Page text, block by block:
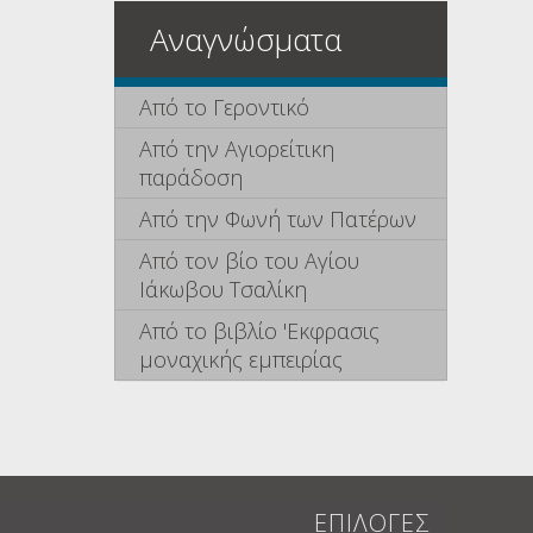
Αναγνώσματα
Από το Γεροντικό
Από την Αγιορείτικη
παράδοση
Από την Φωνή των Πατέρων
Από τον βίο του Αγίου
Ιάκωβου Τσαλίκη
Από το βιβλίο 'Εκφρασις
μοναχικής εμπειρίας
ΕΠΙΛΟΓΕΣ